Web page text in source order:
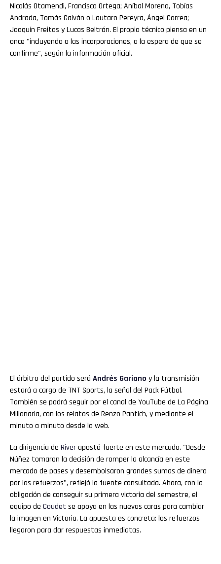
Nicolás Otamendi, Francisco Ortega; Aníbal Moreno, Tobías
Andrada, Tomás Galván o Lautaro Pereyra, Ángel Correa;
Joaquín Freitas y Lucas Beltrán. El propio técnico piensa en un
once "incluyendo a las incorporaciones, a la espera de que se
confirme", según la información oficial.
El árbitro del partido será Andrés Gariano y la transmisión
estará a cargo de TNT Sports, la señal del Pack Fútbol.
También se podrá seguir por el canal de YouTube de La Página
Millonaria, con los relatos de Renzo Pantich, y mediante el
minuto a minuto desde la web.
La dirigencia de Riverapostó fuerte en este mercado. "Desde
Núñez tomaron la decisión de romper la alcancía en este
mercado de pases y desembolsaron grandes sumas de dinero
por los refuerzos", reflejó la fuente consultada. Ahora, con la
obligación de conseguir su primera victoria del semestre, el
equipo de Coudet se apoya en las nuevas caras para cambiar
la imagen en Victoria. La apuesta es concreta: los refuerzos
llegaron para dar respuestas inmediatas.